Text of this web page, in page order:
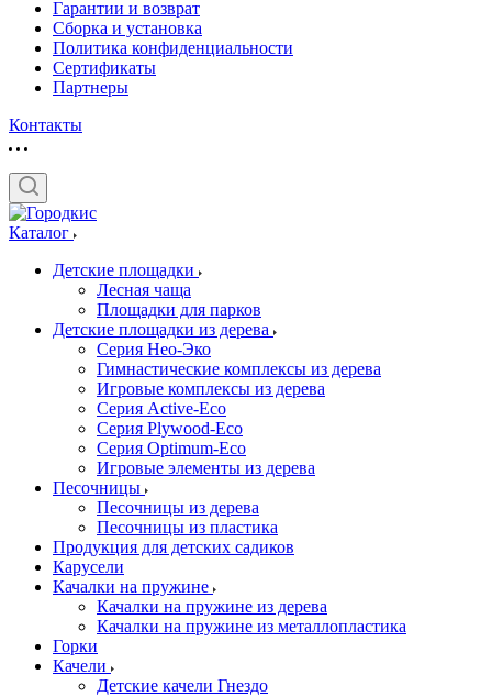
Гарантии и возврат
Сборка и установка
Политика конфиденциальности
Сертификаты
Партнеры
Контакты
Каталог
Детские площадки
Лесная чаща
Площадки для парков
Детские площадки из дерева
Серия Нео-Эко
Гимнастические комплексы из дерева
Игровые комплексы из дерева
Серия Active-Eco
Серия Plywood-Eco
Серия Оptimum-Еco
Игровые элементы из дерева
Песочницы
Песочницы из дерева
Песочницы из пластика
Продукция для детских садиков
Карусели
Качалки на пружине
Качалки на пружине из дерева
Качалки на пружине из металлопластика
Горки
Качели
Детские качели Гнездо